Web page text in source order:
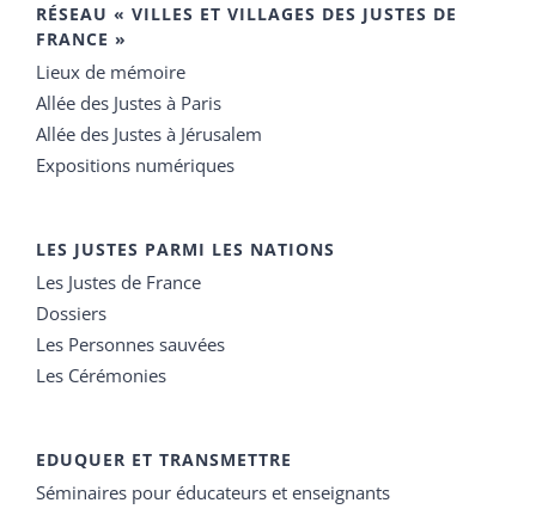
RÉSEAU « VILLES ET VILLAGES DES JUSTES DE
FRANCE »
Lieux de mémoire
Allée des Justes à Paris
Allée des Justes à Jérusalem
Expositions numériques
LES JUSTES PARMI LES NATIONS
Les Justes de France
Dossiers
Les Personnes sauvées
Les Cérémonies
EDUQUER ET TRANSMETTRE
Séminaires pour éducateurs et enseignants